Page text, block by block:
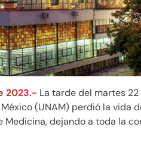
2023.- La tarde del martes
(UNAM) perdió la vida
Medicina, dejando a toda la